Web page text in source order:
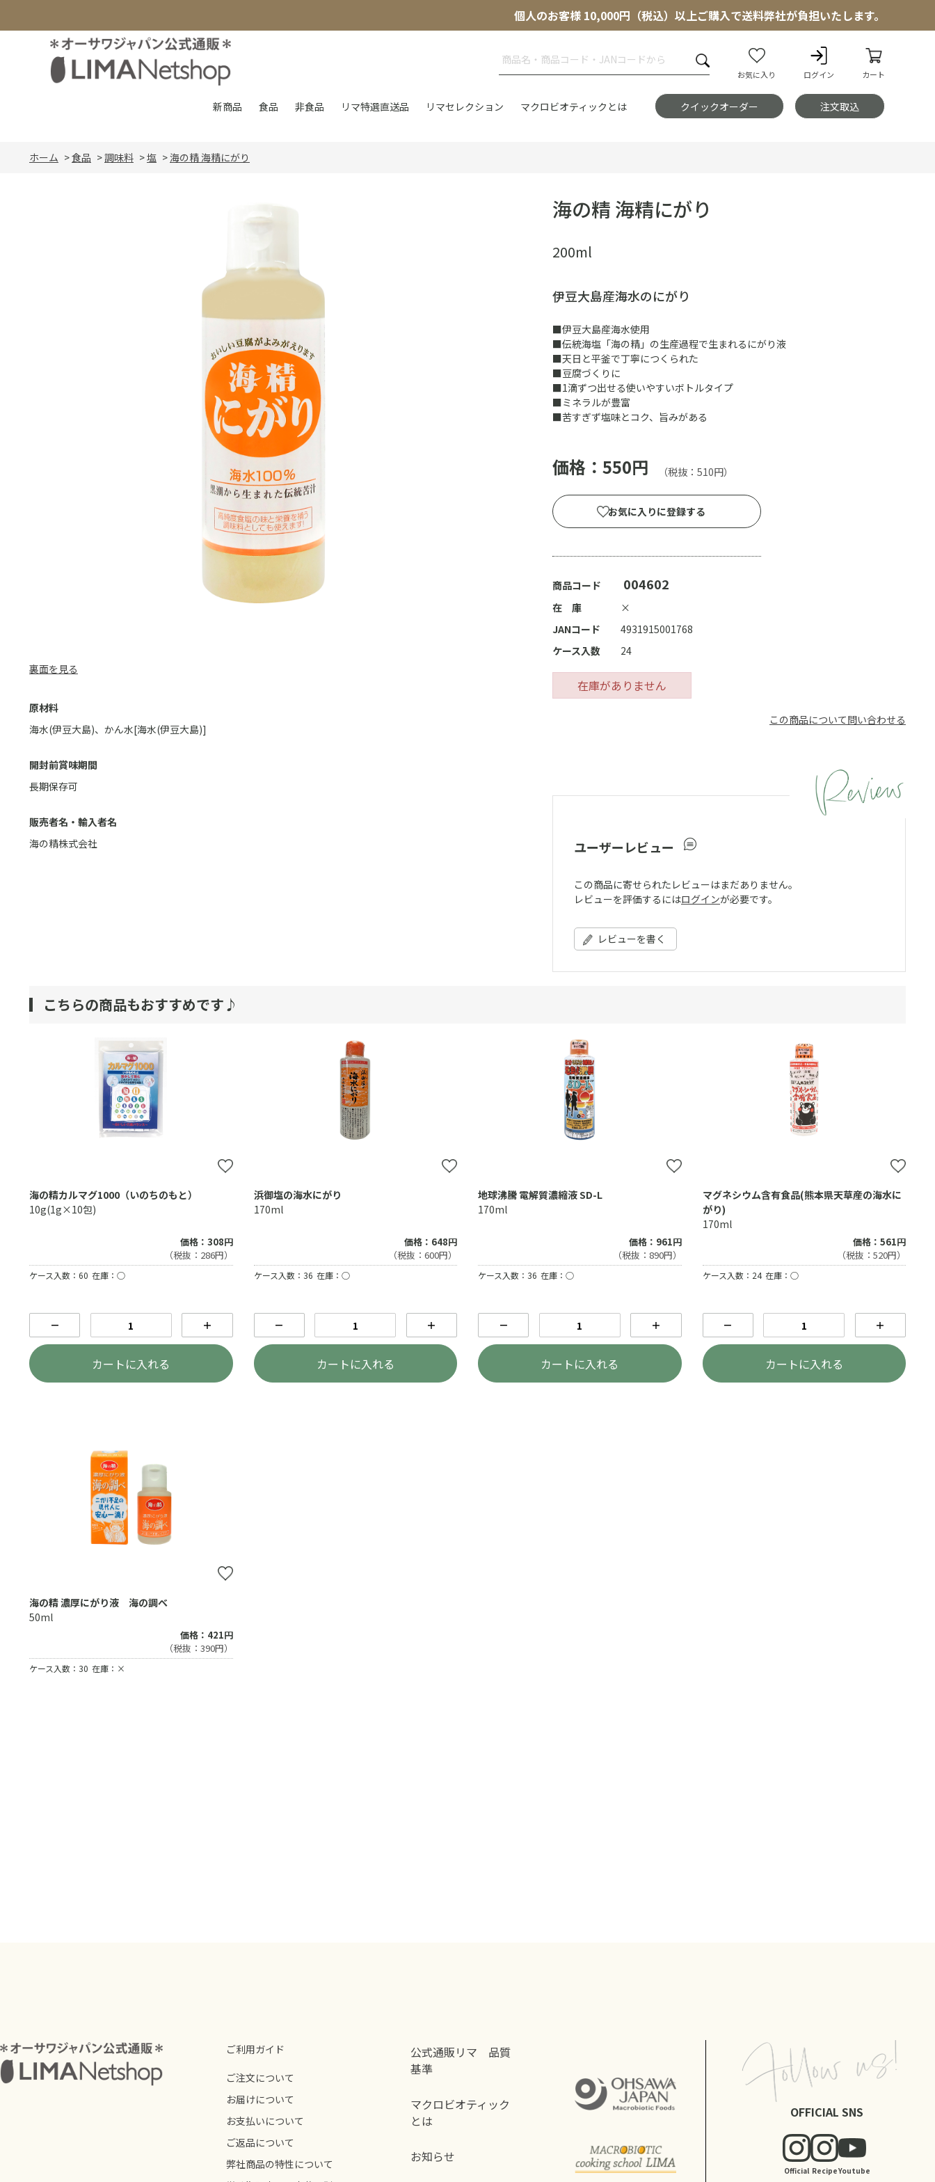
個人のお客様 10,000円（税込）以上ご購入で送料弊社が負担いたします。
お気に入り ログイン カート
新商品 食品 非食品 リマ特選直送品 リマセレクション マクロビオティックとは クイックオーダー 注文取込
ホーム >食品 >調味料 >塩 >海の精 海精にがり
裏面を見る
原材料
海水(伊豆大島)、かん水[海水(伊豆大島)]
開封前賞味期間
長期保存可
販売者名・輸入者名
海の精株式会社
海の精 海精にがり
200ml
伊豆大島産海水のにがり
■伊豆大島産海水使用
■伝統海塩「海の精」の生産過程で生まれるにがり液
■天日と平釜で丁寧につくられた
■豆腐づくりに
■1滴ずつ出せる使いやすいボトルタイプ
■ミネラルが豊富
■苦すぎず塩味とコク、旨みがある
価格：550円 （税抜：510円）
商品コード 004602
在 庫 ×
在庫がありません
お気に入りに登録する
JANコード
4931915001768
ケース入数
24
この商品について問い合わせる
ユーザーレビュー
この商品に寄せられたレビューはまだありません。
レビューを評価するにはログインが必要です。
レビューを書く
こちらの商品もおすすめです♪
海の精カルマグ1000（いのちのもと）
10g(1g×10包)
価格：308円
（税抜：286円）
ケース入数：60 在庫：○
－ ＋
カートに入れる
浜御塩の海水にがり
170ml
価格：648円
（税抜：600円）
ケース入数：36 在庫：○
－ ＋
カートに入れる
地球沸騰 電解質濃縮液 SD-L
170ml
価格：961円
（税抜：890円）
ケース入数：36 在庫：○
－ ＋
カートに入れる
マグネシウム含有食品(熊本県天草産の海水に
がり)
170ml
価格：561円
（税抜：520円）
ケース入数：24 在庫：○
－ ＋
カートに入れる
海の精 濃厚にがり液 海の調べ
50ml
価格：421円
（税抜：390円）
ケース入数：30 在庫：×
ご利用ガイド
ご注文について
お届けについて
お支払いについて
ご返品について
弊社商品の特性について
公式通販リマ 品質
基準
マクロビオティック
とは
お知らせ
OFFICIAL SNS
Official RecipeYoutube